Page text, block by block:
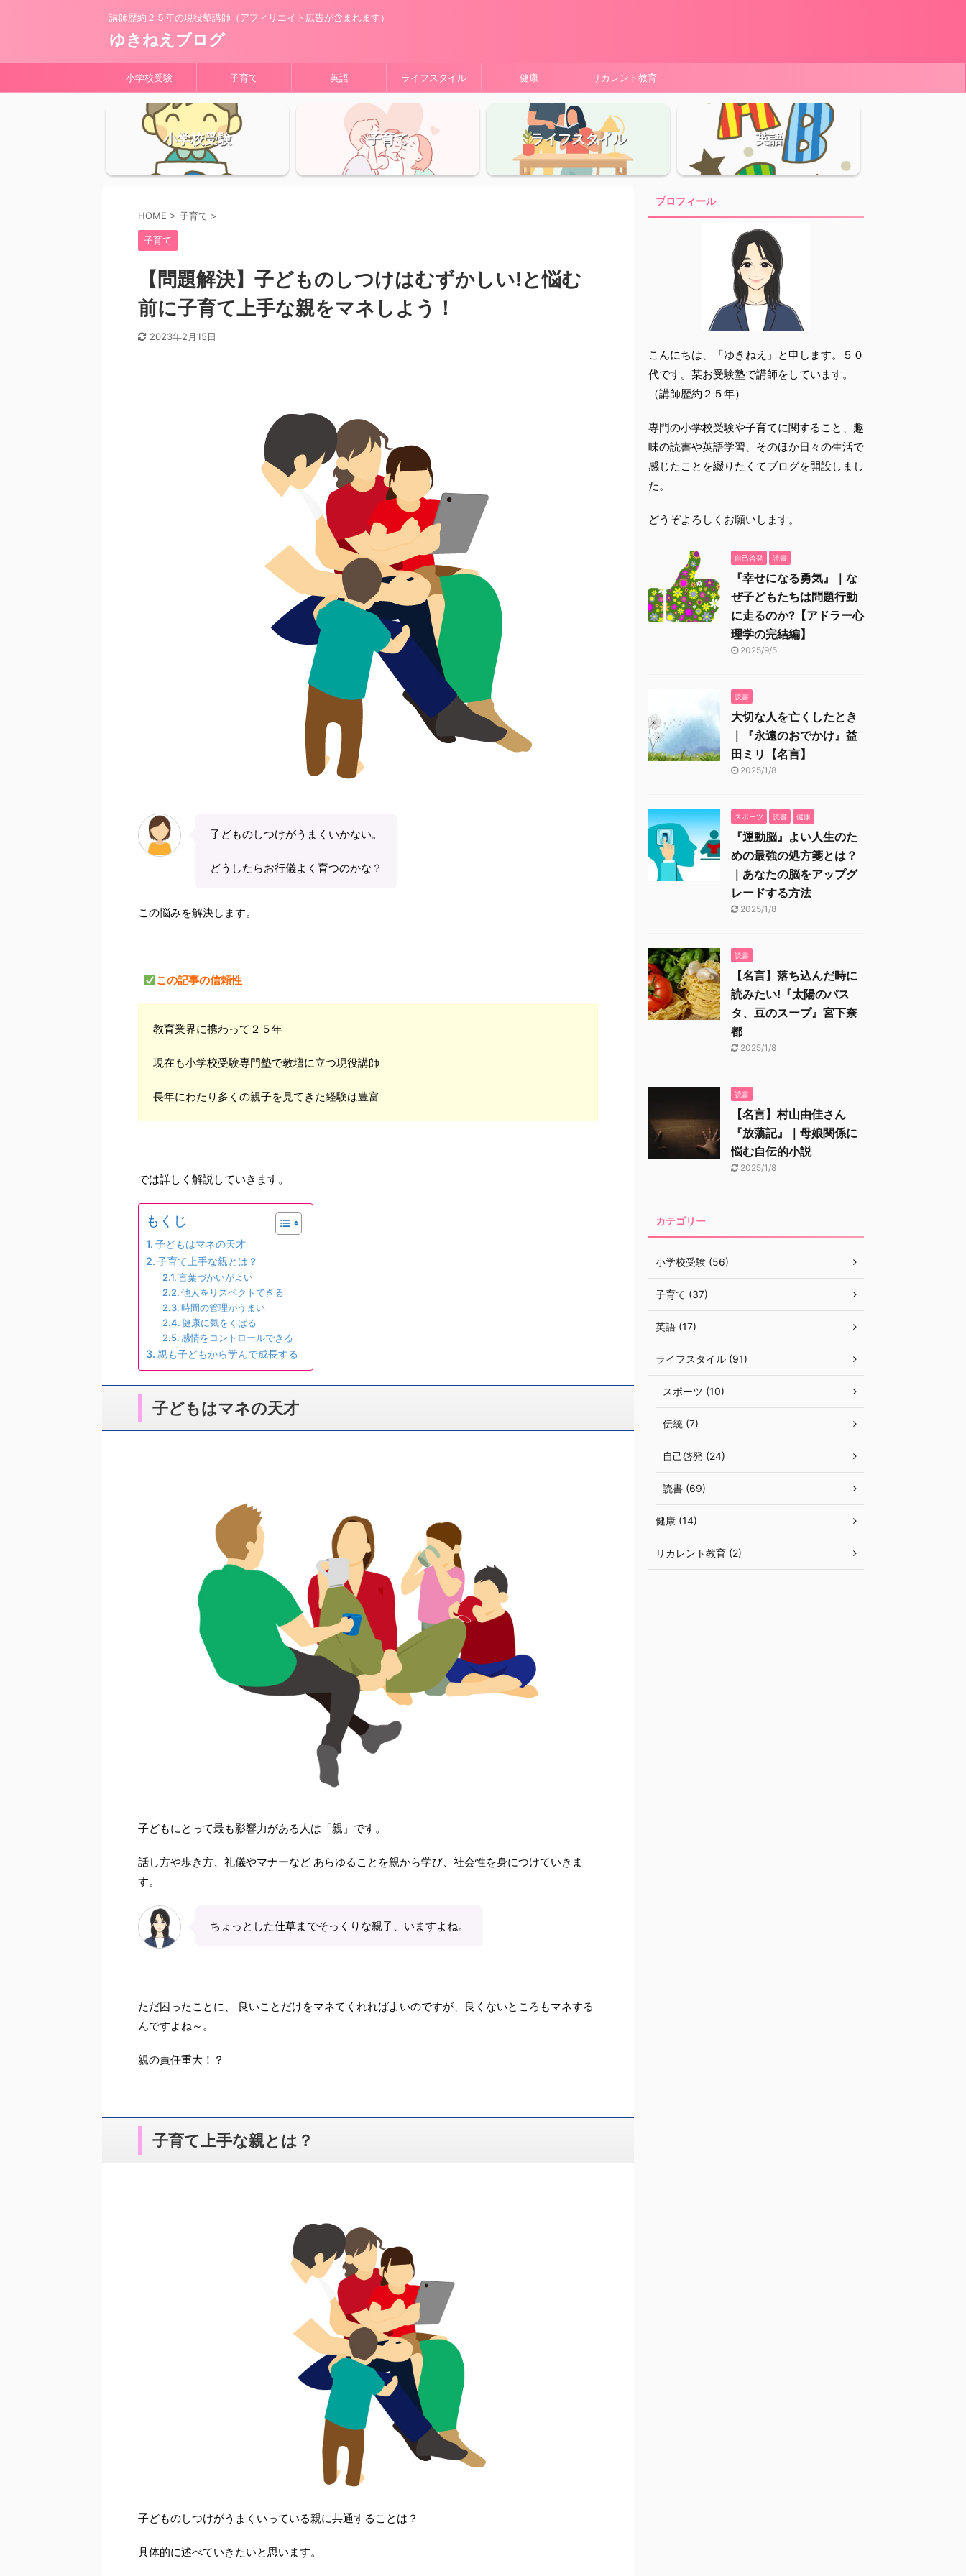
講師歴約２５年の現役塾講師（アフィリエイト広告が含まれます）
ゆきねえブログ
小学校受験 子育て 英語 ライフスタイル 健康 リカレント教育
小学校受験 子育て ライフスタイル 英語
HOME > 子育て >
子育て
【問題解決】子どものしつけはむずかしい!と悩む
前に子育て上手な親をマネしよう！
2023年2月15日
子どものしつけがうまくいかない。
どうしたらお行儀よく育つのかな？
この悩みを解決します。
この記事の信頼性
教育業界に携わって２５年
現在も小学校受験専門塾で教壇に立つ現役講師
長年にわたり多くの親子を見てきた経験は豊富
では詳しく解説していきます。
もくじ
子どもはマネの天才
子育て上手な親とは？
言葉づかいがよい
他人をリスペクトできる
時間の管理がうまい
健康に気をくばる
感情をコントロールできる
親も子どもから学んで成長する
子どもはマネの天才
子どもにとって最も影響力がある人は「親」です。
話し方や歩き方、礼儀やマナーなど あらゆることを親から学び、社会性を身につけていきま
す。
ちょっとした仕草までそっくりな親子、いますよね。
ただ困ったことに、 良いことだけをマネてくれればよいのですが、良くないところもマネする
んですよね～。
親の責任重大！？
子育て上手な親とは？
子どものしつけがうまくいっている親に共通することは？
具体的に述べていきたいと思います。
プロフィール
こんにちは、「ゆきねえ」と申します。５０
代です。某お受験塾で講師をしています。
（講師歴約２５年）
専門の小学校受験や子育てに関すること、趣
味の読書や英語学習、そのほか日々の生活で
感じたことを綴りたくてブログを開設しまし
た。
どうぞよろしくお願いします。
自己啓発 読書
『幸せになる勇気』｜な
ぜ子どもたちは問題行動
に走るのか?【アドラー心
理学の完結編】
2025/9/5
読書
大切な人を亡くしたとき
｜『永遠のおでかけ』益
田ミリ【名言】
2025/1/8
スポーツ 読書 健康
『運動脳』よい人生のた
めの最強の処方箋とは？
｜あなたの脳をアップグ
レードする方法
2025/1/8
読書
【名言】落ち込んだ時に
読みたい!『太陽のパス
タ、豆のスープ』宮下奈
都
2025/1/8
読書
【名言】村山由佳さん
『放蕩記』｜母娘関係に
悩む自伝的小説
2025/1/8
カテゴリー
小学校受験 (56)
子育て (37)
英語 (17)
ライフスタイル (91)
スポーツ (10)
伝統 (7)
自己啓発 (24)
読書 (69)
健康 (14)
リカレント教育 (2)